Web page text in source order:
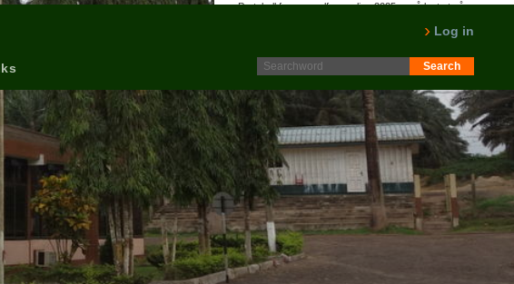
Log in
Protokoll fra generalforsamling 2025 er nå lagt ut på